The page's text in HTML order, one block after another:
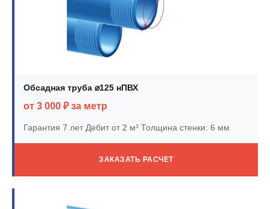
Обсадная труба ⌀125 нПВХ
от 3 000 ₽ за метр
Гарантия 7 летДебит от 2 м³ Толщина стенки: 6 мм
ЗАКАЗАТЬ РАСЧЕТ